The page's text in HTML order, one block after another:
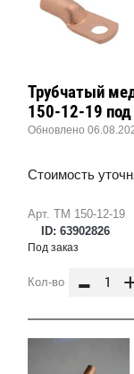
Арт. ТМ 150-12-19
ID: 63902826
Трубчатый
150-12-19 под
Обновлено
Стоимость
Под заказ
Кол-во -